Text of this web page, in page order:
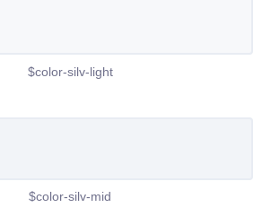
$color-silv-light
$color-silv-mid